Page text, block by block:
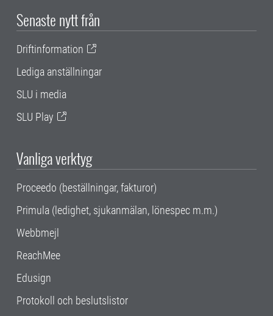
Senaste nytt från
Driftinformation
Lediga anställningar
SLU i media
SLU Play
Vanliga verktyg
Proceedo (beställningar, fakturor)
Primula (ledighet, sjukanmälan, lönespec m.m.)
Webbmejl
ReachMee
Edusign
Protokoll och beslutslistor